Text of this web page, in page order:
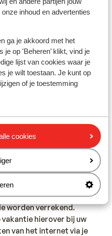
inhoud en advertenties
ga je akkoord met het
je op 'Beheren’ klikt, vind je
lijst van cookies waar je
je wilt toestaan. Je kunt op
of je toestemming
cookies
aanwezig. In de
Engelssprekende
is geen Sunweb
hier opgevangen door
vertegenwoordiger.
geen reisleiding aanwezig.
vaccinaties en
en reizen kijk op de
.
telefoneren in Italië. Wij
te beperken,
worden verrekend.
hierover bij uw
van het internet via je